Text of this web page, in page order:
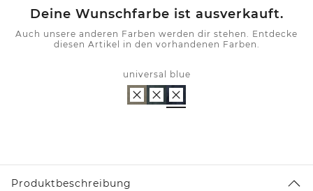
Deine Wunschfarbe ist ausverkauft.
Auch unsere anderen Farben werden dir stehen. Entdecke
diesen Artikel in den vorhandenen Farben.
universal blue
Produktbeschreibung